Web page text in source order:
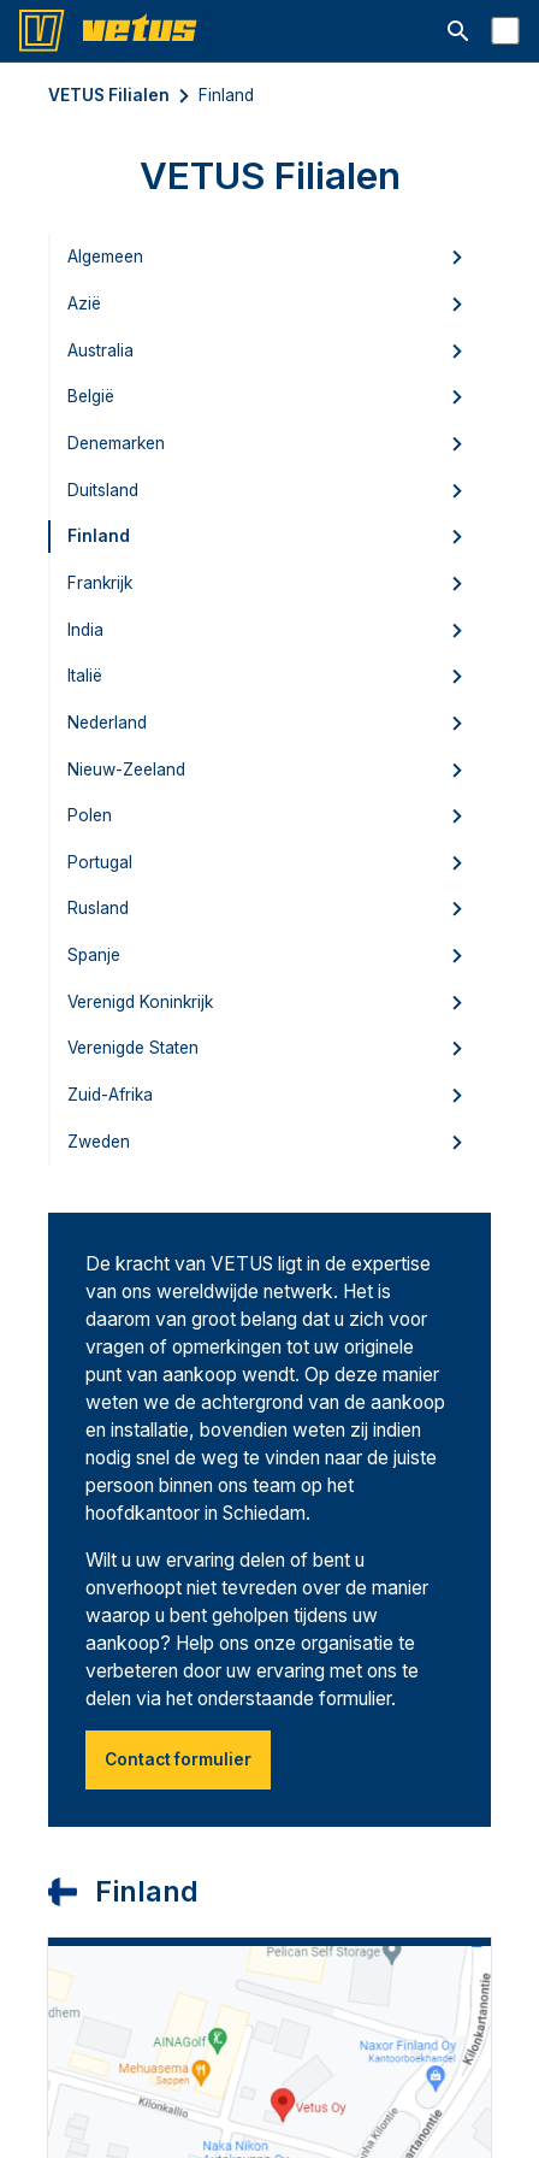
Open
VETUS Filialen Finland
VETUS Filialen
Algemeen
Azië
Australia
België
Denemarken
Duitsland
Finland
Frankrijk
India
Italië
Nederland
Nieuw-Zeeland
Polen
Portugal
Rusland
Spanje
Verenigd Koninkrijk
Verenigde Staten
Zuid-Afrika
Zweden
De kracht van VETUS ligt in de expertise
van ons wereldwijde netwerk. Het is
daarom van groot belang dat u zich voor
vragen of opmerkingen tot uw originele
punt van aankoop wendt. Op deze manier
weten we de achtergrond van de aankoop
en installatie, bovendien weten zij indien
nodig snel de weg te vinden naar de juiste
persoon binnen ons team op het
hoofdkantoor in Schiedam.
Wilt u uw ervaring delen of bent u
onverhoopt niet tevreden over de manier
waarop u bent geholpen tijdens uw
aankoop? Help ons onze organisatie te
verbeteren door uw ervaring met ons te
delen via het onderstaande formulier.
Contact formulier
Finland